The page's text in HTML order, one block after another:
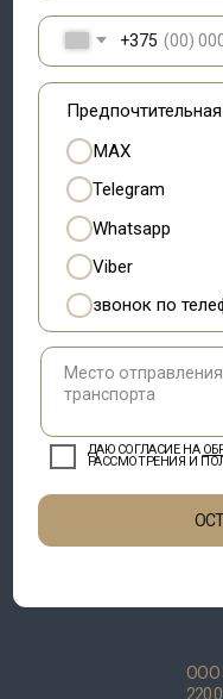
ООО
220
ул.
Режим
©2024. ООО «БелТурТрансфер»
звонок по
ДАЮ СОГЛАСИЕ НА
РАССМОТРЕНИЯ И